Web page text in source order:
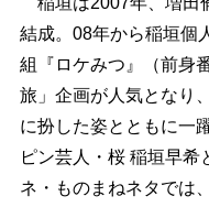
結成。08年から稲垣個
組『ロケみつ』（前身
旅」企画が人気となり
に扮した姿とともに一
ピン芸人・桜 稲垣早
ネ・ものまねネタでは